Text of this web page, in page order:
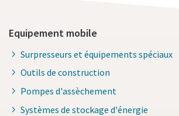
Equipement mobile
Surpresseurs et équipements spéciaux
Outils de construction
Pompes d'assèchement
Systèmes de stockage d'énergie